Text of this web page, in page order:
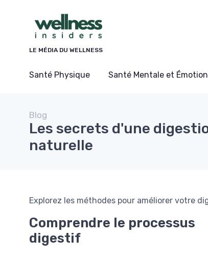
LE MÉDIA DU WELLNESS
Santé Physique Santé Mentale et
Blog
Les secrets d'une
naturelle
Explorez les méthodes pour améliorer votre
Comprendre le processus
digestif